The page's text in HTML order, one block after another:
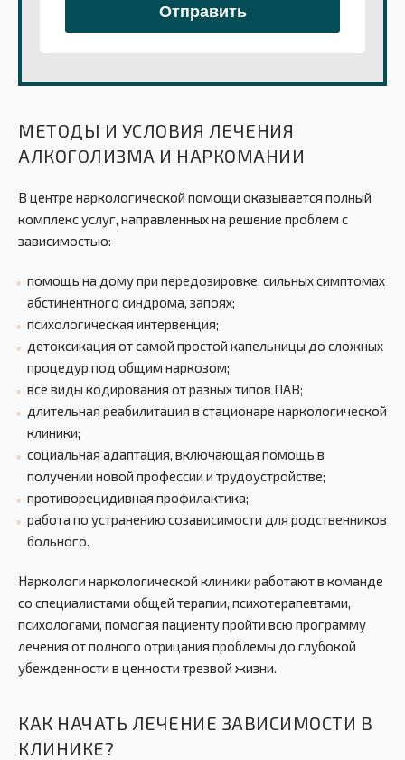
МЕТОДЫ И УСЛОВИЯ ЛЕЧЕНИЯ
АЛКОГОЛИЗМА И НАРКОМАНИИ
В центре наркологической помощи оказывается полный
комплекс услуг, направленных на решение проблем с
зависимостью:
помощь на дому при передозировке, сильных симптомах
абстинентного синдрома, запоях;
психологическая интервенция;
детоксикация от самой простой капельницы до сложных
процедур под общим наркозом;
все виды кодирования от разных типов ПАВ;
длительная реабилитация в стационаре наркологической
клиники;
социальная адаптация, включающая помощь в
получении новой профессии и трудоустройстве;
противорецидивная профилактика;
работа по устранению созависимости для родственников
больного.
Наркологи наркологической клиники работают в команде
со специалистами общей терапии, психотерапевтами,
психологами, помогая пациенту пройти всю программу
лечения от полного отрицания проблемы до глубокой
убежденности в ценности трезвой жизни.
КАК НАЧАТЬ ЛЕЧЕНИЕ ЗАВИСИМОСТИ В
КЛИНИКЕ?